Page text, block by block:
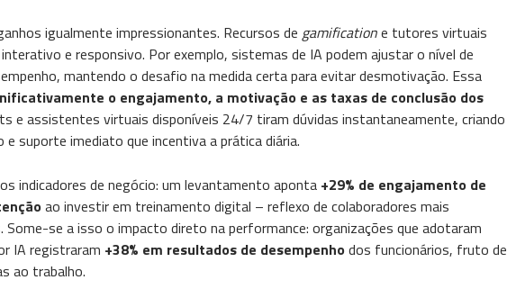
igualmente impressionantes. Recursos degamificatione tutores virtuais
e responsivo. Por exemplo, sistemas de IA podem ajustar o nível de
mantendo o desafio na medida certa para evitar desmotivação. Essa
o engajamento, a motivação e as taxas de conclusão dos
e assistentes virtuais disponíveis 24/7 tiram dúvidas instantaneamente, criando
suporte imediato que incentiva a prática diária.
indicadores de negócio: um levantamento aponta +29% de engajamento de
ao investir em treinamento digital​ – reflexo de colaboradores mais
se a isso o impacto direto na performance: organizações que adotaram
IA registraram +38% em resultados de desempenhodos funcionários​, fruto de
ao trabalho.